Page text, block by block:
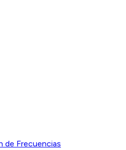
de Frecuencias